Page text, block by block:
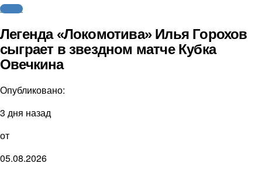
Хоккей
Легенда «Локомотива» Илья Горохов
сыграет в звездном матче Кубка
Овечкина
Опубликовано:
3 дня назад
от
05.08.2026